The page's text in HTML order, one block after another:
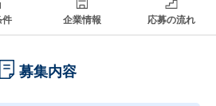
件 企業情報 応募の流れ
募集内容